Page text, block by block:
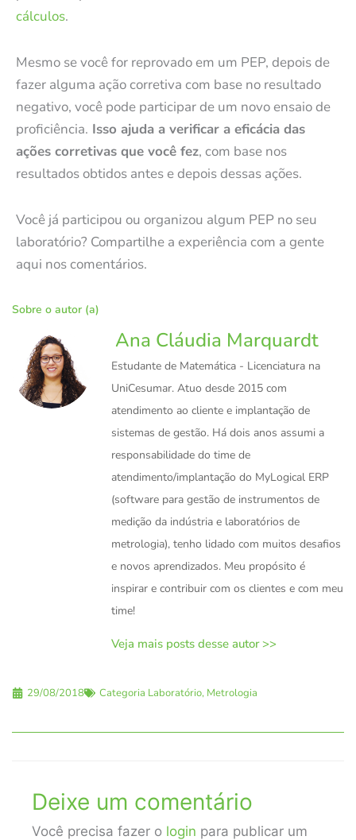
cálculos.
Mesmo se você for reprovado em um PEP, depois de
fazer alguma ação corretiva com base no resultado
negativo, você pode participar de um novo ensaio de
proficiência. Isso ajuda a verificar a eficácia das
ações corretivas que você fez, com base nos
resultados obtidos antes e depois dessas ações.
Você já participou ou organizou algum PEP no seu
laboratório? Compartilhe a experiência com a gente
aqui nos comentários.
Sobre o autor (a)
Ana Cláudia Marquardt
Estudante de Matemática - Licenciatura na
UniCesumar. Atuo desde 2015 com
atendimento ao cliente e implantação de
sistemas de gestão. Há dois anos assumi a
responsabilidade do time de
atendimento/implantação do MyLogical ERP
(software para gestão de instrumentos de
medição da indústria e laboratórios de
metrologia), tenho lidado com muitos desafios
e novos aprendizados. Meu propósito é
inspirar e contribuir com os clientes e com meu
time!
Veja mais posts desse autor >>
29/08/2018 Categoria Laboratório, Metrologia
Deixe um comentário
Você precisa fazer o login para publicar um